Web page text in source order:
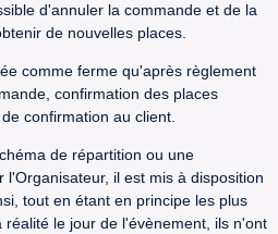
d'annuler la commande et de la
de nouvelles places.
comme ferme qu'après règlement
confirmation des places
confirmation au client.
de répartition ou une
il est mis à disposition
tout en étant en principe les plus
réalité le jour de l'évènement, ils n'ont